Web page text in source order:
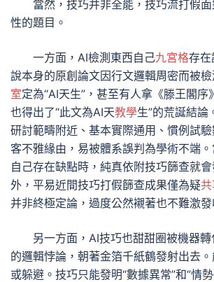
當然，技巧并非全能，技巧流打假
性的題目。
一方面，AI檢測東西自己九宮格存在
說本身的原創論文因行文邏輯周密而被
室定為“AI天生”，甚至有人拿《滕王閣
也得出了“此文為AI天教學生”的荒誕結論
研討範疇附近、基本實際通用、慣例試
客不雅緣由，易被體系誤判為學術不端。
自己存在缺點時，純真依附技巧篩查就
外，平易近間技巧打假篩查成果僅為疑
并非終極定論，過度公然襯著也不難激發
另一方面，AI技巧也甜甜圈被機器
的邏輯悖論，朝著金箔千紙鶴發射出去
或躲避。技巧只能發明“數據異常”和“情